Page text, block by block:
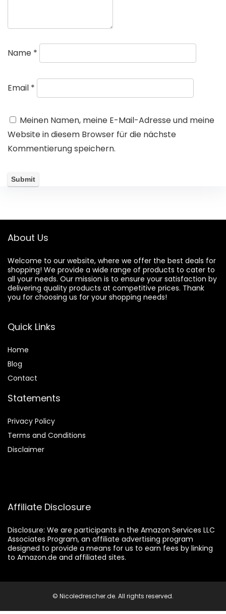
Name *
Email *
Meinen Namen, meine E-Mail-Adresse und meine
Website in diesem Browser für die nächste
Kommentierung speichern.
About Us
Welcome to our website, where we offer the best deals for
shopping! We provide a wide range of products to cater to
all your needs. Our mission is to ensure your satisfaction by
delivering quality products at competitive prices. Thank
you for choosing us for your shopping needs!
Quick Links
Home
Blog
Contact
Statements
Privacy Policy
Terms and Conditions
Disclaimer
Affiliate Disclosure
Disclosure: We are participants in the Amazon Services LLC
Associates Program, an affiliate advertising program
designed to provide a means for us to earn fees by linking
to Amazon.de and affiliated sites.
© Nicoledrescher.de. All rights reserved.